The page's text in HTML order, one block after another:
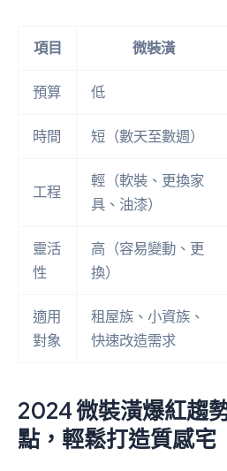
項目 微裝潢
預算 低
時間 短（數天至數週）
工程
輕（軟裝、更換家
具、油漆）
靈活
性
高（容易變動、更
換）
適用
對象
租屋族、小資族、
快速改造需求
2024 微裝潢爆紅趨
點，輕鬆打造質感宅